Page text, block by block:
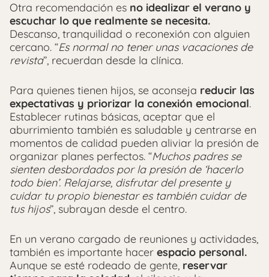
Otra recomendación es no idealizar el verano y
escuchar lo que realmente se necesita.
Descanso, tranquilidad o reconexión con alguien
cercano. “Es normal no tener unas vacaciones de
revista”, recuerdan desde la clínica.
Para quienes tienen hijos, se aconseja reducir las
expectativas y priorizar la conexión emocional.
Establecer rutinas básicas, aceptar que el
aburrimiento también es saludable y centrarse en
momentos de calidad pueden aliviar la presión de
organizar planes perfectos. “Muchos padres se
sienten desbordados por la presión de ‘hacerlo
todo bien’. Relajarse, disfrutar del presente y
cuidar tu propio bienestar es también cuidar de
tus hijos”, subrayan desde el centro.
En un verano cargado de reuniones y actividades,
también es importante hacer espacio personal.
Aunque se esté rodeado de gente, reservar